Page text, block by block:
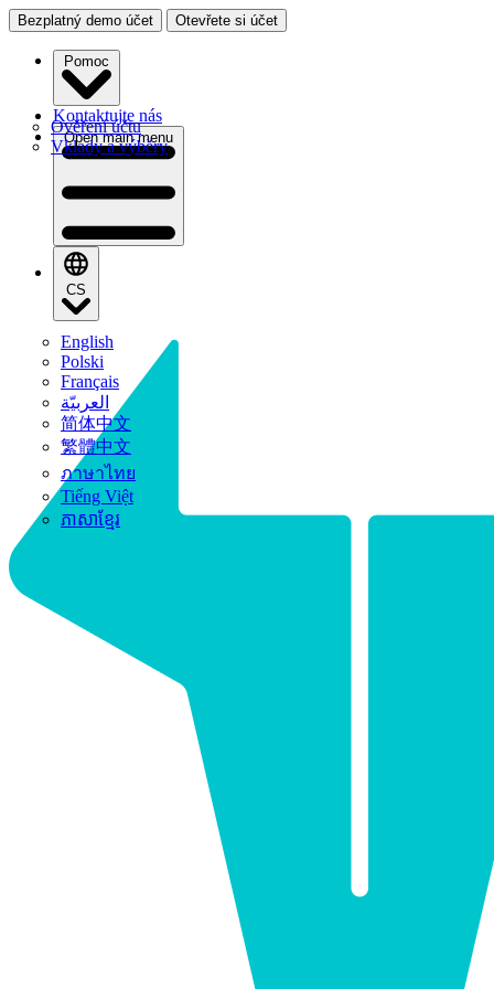
Bezplatný demo účet Otevřete si účet
Pomoc
Ověření účtu
Vklady a výběry
Kontaktujte nás
Open main menu
CS
English
Polski
Français
العربيّة
简体中文
繁體中文
ภาษาไทย
Tiếng Việt
ភាសាខ្មែរ